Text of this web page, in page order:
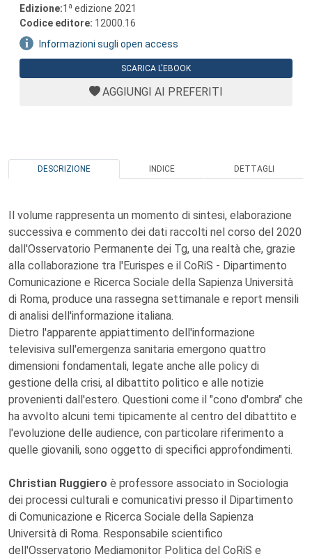
Edizione:1 a edizione 2021
Codice editore: 12000.16
Informazioni sugli open access
SCARICA L'EBOOK
AGGIUNGI AI PREFERITI
DESCRIZIONE INDICE DETTAGLI
Il volume rappresenta un momento di sintesi, elaborazione
successiva e commento dei dati raccolti nel corso del 2020
dall'Osservatorio Permanente dei Tg, una realtà che, grazie
alla collaborazione tra l'Eurispes e il CoRiS - Dipartimento
Comunicazione e Ricerca Sociale della Sapienza Università
di Roma, produce una rassegna settimanale e report mensili
di analisi dell'informazione italiana.
Dietro l'apparente appiattimento dell'informazione
televisiva sull'emergenza sanitaria emergono quattro
dimensioni fondamentali, legate anche alle policy di
gestione della crisi, al dibattito politico e alle notizie
provenienti dall'estero. Questioni come il "cono d'ombra" che
ha avvolto alcuni temi tipicamente al centro del dibattito e
l'evoluzione delle audience, con particolare riferimento a
quelle giovanili, sono oggetto di specifici approfondimenti.
Christian Ruggiero è professore associato in Sociologia
dei processi culturali e comunicativi presso il Dipartimento
di Comunicazione e Ricerca Sociale della Sapienza
Università di Roma. Responsabile scientifico
dell'Osservatorio Mediamonitor Politica del CoRiS e